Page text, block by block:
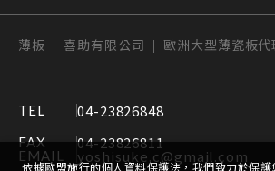
薄板 | 喜助有限公司 | 歐洲大型薄瓷板
TEL 04-23826848
FAX 04-23826811
EMAIL yoshisuke.c@gmail.com